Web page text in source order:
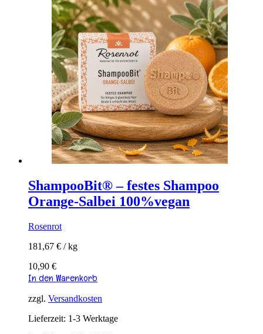
ShampooBit® – festes Shampoo
Orange-Salbei 100%vegan
Rosenrot
181,67 € /kg
10,90 €
In den Warenkorb
zzgl. Versandkosten
Lieferzeit: 1-3 Werktage